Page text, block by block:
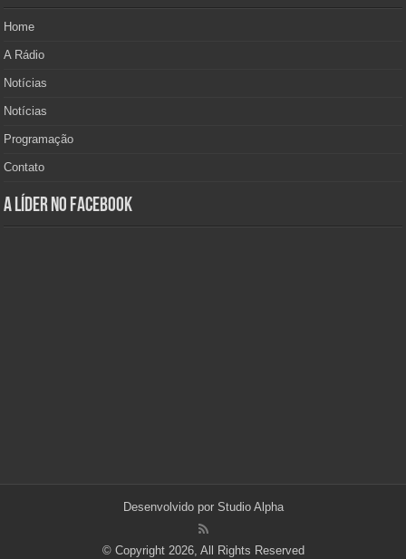
Home
A Rádio
Notícias
Notícias
Programação
Contato
A Líder no Facebook
Desenvolvido por Studio Alpha
© Copyright 2026, All Rights Reserved